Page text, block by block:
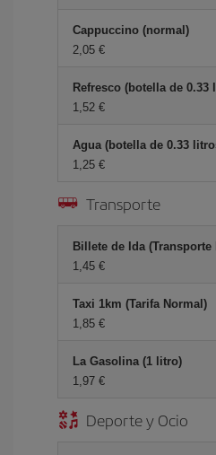
Cappuccino (normal)
2,05 €
Refresco (botella de 0.33
1,52 €
Agua (botella de 0.33
1,25 €
Transporte
Billete de Ida (Transporte
1,45 €
Taxi 1km (Tarifa Normal)
1,85 €
La Gasolina (1 litro)
1,97 €
Deporte y Ocio